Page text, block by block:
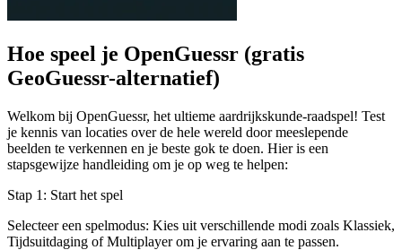
Hoe speel je OpenGuessr (gratis
GeoGuessr-alternatief)
Welkom bij OpenGuessr, het ultieme aardrijkskunde-raadspel! Test
je kennis van locaties over de hele wereld door meeslepende
beelden te verkennen en je beste gok te doen. Hier is een
stapsgewijze handleiding om je op weg te helpen:
Stap 1: Start het spel
Selecteer een spelmodus: Kies uit verschillende modi zoals Klassiek,
Tijdsuitdaging of Multiplayer om je ervaring aan te passen.